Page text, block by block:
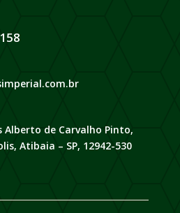
Alberto de Carvalho Pinto,
Atibaia – SP, 12942-530